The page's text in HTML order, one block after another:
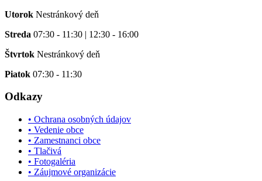
Utorok Nestránkový deň
Streda 07:30 - 11:30 | 12:30 - 16:00
Štvrtok Nestránkový deň
Piatok 07:30 - 11:30
Odkazy
• Ochrana osobných údajov
• Vedenie obce
• Zamestnanci obce
• Tlačivá
• Fotogaléria
• Záujmové organizácie